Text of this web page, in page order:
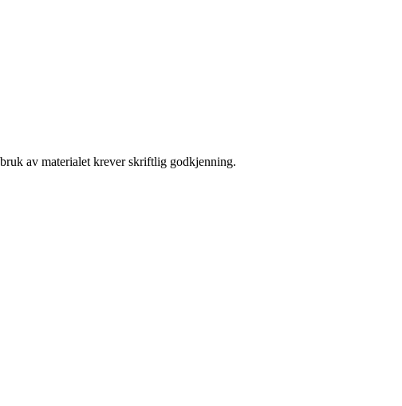
av materialet krever skriftlig godkjenning.